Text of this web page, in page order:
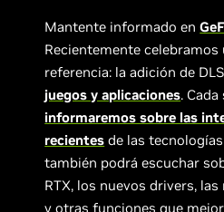
Mantente informado en
Recientemente
referencia: la adición de
juegos y aplicaciones.
informaremos sobre las
recientes de las tecnologías
también podrá escuchar
RTX, los nuevos drivers,
y otras funciones que